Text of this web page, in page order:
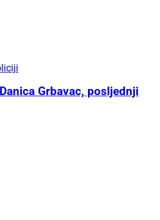
Grbavac, posljednji